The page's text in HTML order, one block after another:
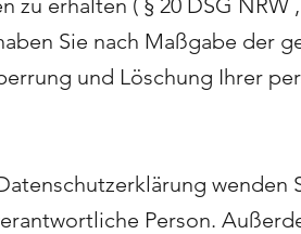
zu erhalten ( § 20 DSG NRW
Sie nach Maßgabe der
und Löschung Ihrer
wenden
Person.